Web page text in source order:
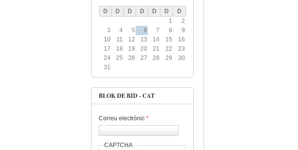
D D D D D D
D
1
2
3
4 5 6 7 8
9
10
11 12 13 14 15
16
17
18 19 20 21 22
23
24
25 26 27 28 29
30
31
BLOK DE BID - CAT
Correu electrònic *
CAPTCHA